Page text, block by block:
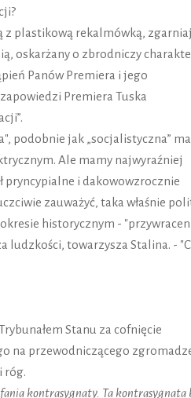
z plastikową rekalmówką,
oskarżany o zbrodniczy
Panów Premiera i jego
Premiera Tuska
podobnie jak „socjalistyczna” ma
Ale mamy najwyraźniej
pryncypialne i dakowowzrocznie
zauważyć, taka właśnie
historycznym -
ludzkości, towarzysza Stalina. -
Stanu za cofnięcie
na przewodniczącego
róg.
kontrasygnaty. Ta kontrasygnata